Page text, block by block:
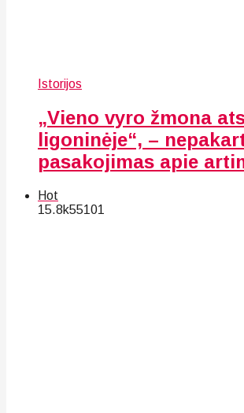
Istorijos
„Vieno vyro žmona
ligoninėje“, –
pasakojimas apie
Hot
15.8k55101